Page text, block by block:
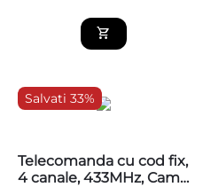
Salvati 33%
Telecomanda cu cod fix,
4 canale, 433MHz, Came